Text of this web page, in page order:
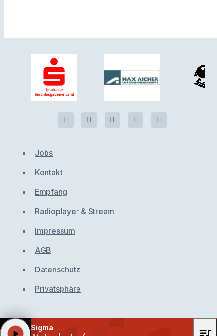
Jobs
Kontakt
Empfang
Radioplayer & Stream
Impressum
AGB
Datenschutz
Privatsphäre
Sigma
play_arrow